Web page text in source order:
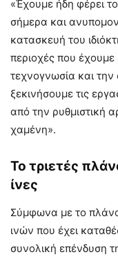
«Έχουμε ήδη φέρει
σήμερα και
κατασκευή του
περιοχές που έχουμε
τεχνογνωσία και
ξεκινήσουμε τις
από την ρυθμιστική
χαμένη».
Το τριετές
ίνες
Σύμφωνα με το
ινών που έχει
συνολική επένδυση